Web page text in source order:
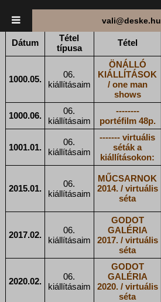
vali@deske.hu
Dátum
Tétel
típusa
Tétel
1000.05.
06.
kiállításaim
ÖNÁLLÓ
KIÁLLÍTÁSOK
/ one man
shows
1000.06.
06.
kiállításaim
--------
portéfilm 48p.
1001.01.
06.
kiállításaim
------- virtuális
séták a
kiállításokon:
2015.01.
06.
kiállításaim
MŰCSARNOK
2014. / virtuális
séta
2017.02.
06.
kiállításaim
GODOT
GALÉRIA
2017. / virtuális
séta
2020.02.
06.
kiállításaim
GODOT
GALÉRIA
2020. / virtuális
séta